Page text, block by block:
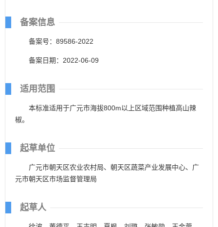
备案信息
备案号：89586-2022
备案日期：2022-06-09
适用范围
本标准适用于广元市海拔800m以上区域范围种植高山辣
椒。
起草单位
广元市朝天区农业农村局、朝天区蔬菜产业发展中心、广
元市朝天区市场监督管理局
起草人